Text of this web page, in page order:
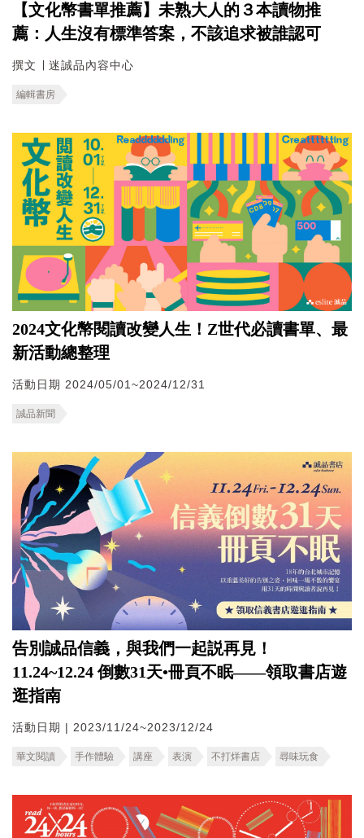
【文化幣書單推薦】未熟大人的３本讀物推
薦：人生沒有標準答案，不該追求被誰認可
撰文 ∣ 迷誠品內容中心
編輯書房
2024文化幣閱讀改變人生！Z世代必讀書單、最
新活動總整理
活動日期 2024/05/01~2024/12/31
誠品新聞
告別誠品信義，與我們一起説再見！
11.24~12.24 倒數31天•冊頁不眠——領取書店遊
逛指南
活動日期 | 2023/11/24~2023/12/24
華文閱讀 手作體驗 講座 表演 不打烊書店 尋味玩食